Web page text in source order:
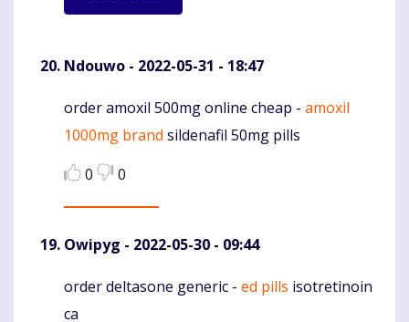
Ndouwo - 2022-05-31 - 18:47
Komentaras
order amoxil 500mg online cheap - amoxil
1000mg brand sildenafil 50mg pills
0
0
Owipyg - 2022-05-30 - 09:44
Komentaras
order deltasone generic - ed pills isotretinoin
ca